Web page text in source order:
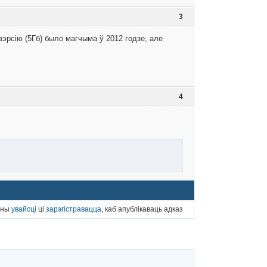
3
(5Гб) было магчыма ў 2012 годзе, але
4
увайсці ці зарэгістравацца , каб апублікаваць адказ